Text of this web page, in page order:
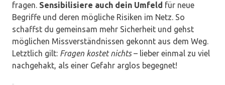
fragen. Sensibilisiere auch dein Umfeld für neue
Begriffe und deren mögliche Risiken im Netz. So
schaffst du gemeinsam mehr Sicherheit und gehst
möglichen Missverständnissen gekonnt aus dem Weg.
Letztlich gilt: Fragen kostet nichts– lieber einmal zu viel
nachgehakt, als einer Gefahr arglos begegnet!